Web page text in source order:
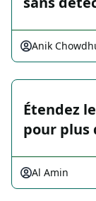
Anik
Étendez
pour plus
Al Amin